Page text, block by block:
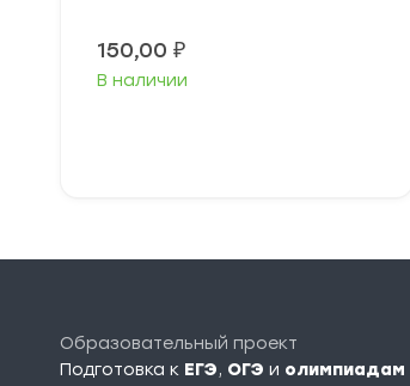
150,00 ₽
В наличии
Образовательный проект
Подготовка к ЕГЭ, ОГЭ и олимпиадам